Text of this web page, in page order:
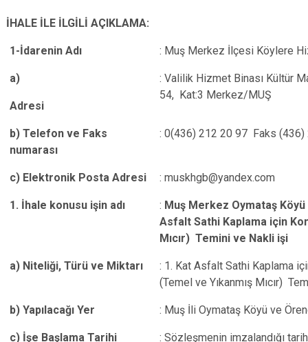
İHALE İLE İLGİLİ AÇIKLAMA:
1-İdarenin Adı : Muş Merkez İlçesi Köylere
a)
Adresi
: Valilik Hizmet Binası Kültür
54, Kat:3 Merkez/MUŞ
b) Telefon ve Faks
numarası
: 0(436) 212 20 97 Faks (436)
c) Elektronik Posta Adresi : muskhgb@yandex.com
1. İhale konusu işin adı : Muş Merkez Oymataş
Asfalt Sathi Kaplama için
Mıcır) Temini ve Nakli işi
a) Niteliği, Türü ve Miktarı
: 1. Kat Asfalt Sathi Kaplama
(Temel ve Yıkanmış Mıcır)
b) Yapılacağı Yer : Muş İli Oymataş Köyü ve
c) İşe Başlama Tarihi
: Sözleşmenin imzalandığı